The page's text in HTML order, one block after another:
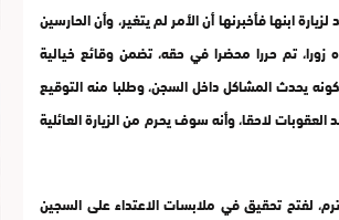
تصريحها، وبتاريخ 2015.07.23 عادت من جديد لزيارة ابنها فأخبرنها أن الأمر لم يتغير، وأن الحارسين
زورا، تم حررا محضرا في حقه، تضمن وقائع خيالية
يحدث المشاكل داخل السجن، وطلبا منه التوقيع
لاحقا، وأنه سوف يحرم من الزيارة العائلية
لفتح تحقيق في ملابسات الاعتداء على السجين